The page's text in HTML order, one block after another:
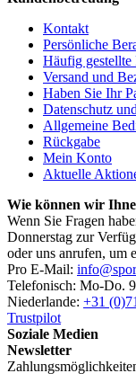
Kontakt
Persönliche
Häufig gestellte
Versand und
Haben Sie Ihr
Datenschutz
Allgemeine
Rückgabe
Mein Konto
Aktuelle
Wie können wir
Wenn Sie Fragen
Donnerstag zur
oder uns anrufen, um
Pro E-Mail:
Telefonisch: Mo-Do.
Niederlande: +31
Trustpilot
Soziale Medien
Newsletter